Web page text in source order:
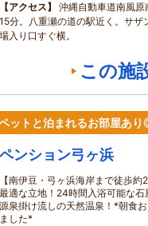
アクセス
沖縄自動車道南風
15分。八重瀬の道の駅近く。サザ
場入り口すぐ横。
この施
ットと泊まれるお部屋あ
ペンション弓ヶ浜
【南伊豆・弓ヶ浜海岸まで徒歩
最適な立地！24時間入浴可能な
源泉掛け流しの天然温泉！*朝食
ました*